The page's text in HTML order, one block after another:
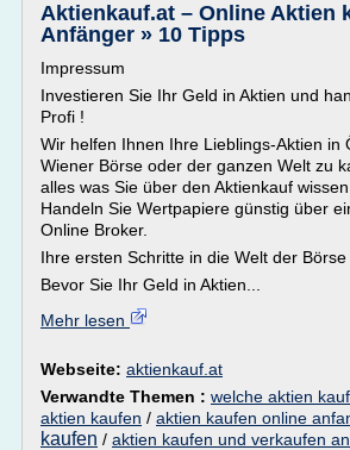
Aktienkauf.at – Online Aktien
Anfänger » 10 Tipps
Impressum
Investieren Sie Ihr Geld in Aktien und
Profi !
Wir helfen Ihnen Ihre Lieblings-Aktien in
Wiener Börse oder der ganzen Welt zu
alles was Sie über den Aktienkauf
Handeln Sie Wertpapiere günstig über
Online Broker.
Ihre ersten Schritte in die Welt der Börse
Bevor Sie Ihr Geld in Aktien...
Mehr lesen
Webseite: aktienkauf.at
Verwandte Themen : welche aktien
aktien kaufen / aktien kaufen online
kaufen / aktien kaufen und verkaufen